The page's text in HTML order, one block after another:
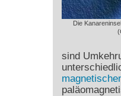
Die
sind